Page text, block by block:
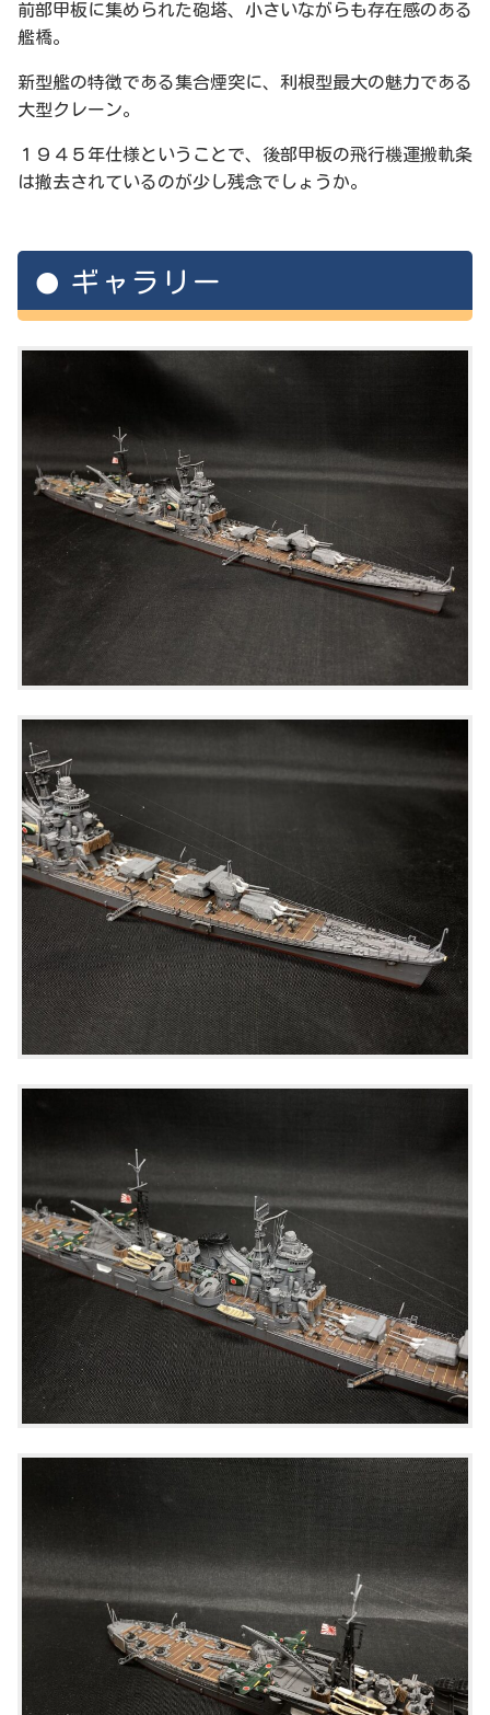
前部甲板に集められた砲塔、小さいながらも存在感のある
艦橋。
新型艦の特徴である集合煙突に、利根型最大の魅力である
大型クレーン。
１９４５年仕様ということで、後部甲板の飛行機運搬軌条
は撤去されているのが少し残念でしょうか。
ギャラリー